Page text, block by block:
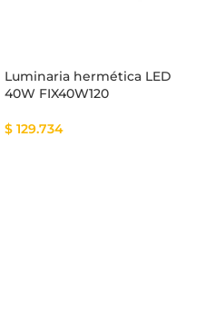
Luminaria hermética LED
40W FIX40W120
$ 129.734